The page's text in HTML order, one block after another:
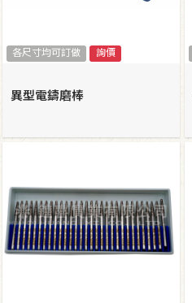
各尺寸均可訂做 詢價
異型電鑄磨棒